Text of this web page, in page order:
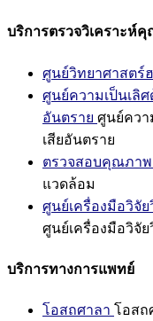
บริการตรวจวิเคราะห์
ศูนย์วิทยาศาสตร์
ศูนย์ความเป็นเลิ
อันตราย ศูนย์ควา
เสียอันตราย
ตรวจสอบคุณภาพ
แวดล้อม
ศูนย์เครื่องมือวิจั
ศูนย์เครื่องมือวิจั
บริการทางการแพทย์
โอสถศาลา โอสถ